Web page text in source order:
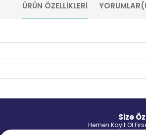
ÜRÜN ÖZELLIKLERI YORUMLAR
Size
Hemen Kayıt Ol